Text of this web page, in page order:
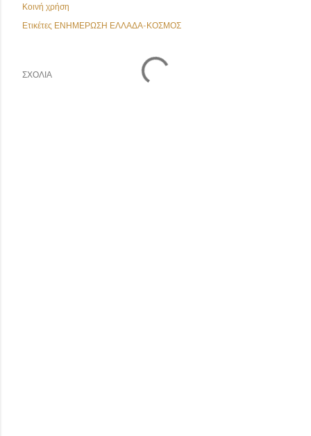
Κοινή χρήση
Ετικέτες ΕΝΗΜΕΡΩΣΗ ΕΛΛΑΔΑ-ΚΟΣΜΟΣ
ΣΧΌΛΙΑ